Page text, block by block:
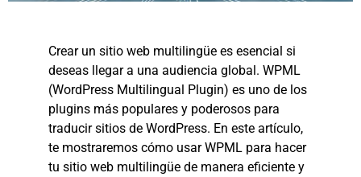
Crear un sitio web multilingüe es esencial si
deseas llegar a una audiencia global. WPML
(WordPress Multilingual Plugin) es uno de los
plugins más populares y poderosos para
traducir sitios de WordPress. En este artículo,
te mostraremos cómo usar WPML para hacer
tu sitio web multilingüe de manera eficiente y